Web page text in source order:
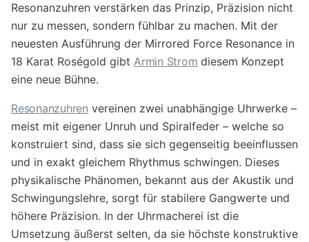
Resonanzuhren verstärken das Prinzip, Präzision nicht
nur zu messen, sondern fühlbar zu machen. Mit der
neuesten Ausführung der Mirrored Force Resonance in
18 Karat Roségold gibt Armin Strom diesem Konzept
eine neue Bühne.
Resonanzuhren vereinen zwei unabhängige Uhrwerke –
meist mit eigener Unruh und Spiralfeder – welche so
konstruiert sind, dass sie sich gegenseitig beeinflussen
und in exakt gleichem Rhythmus schwingen. Dieses
physikalische Phänomen, bekannt aus der Akustik und
Schwingungslehre, sorgt für stabilere Gangwerte und
höhere Präzision. In der Uhrmacherei ist die
Umsetzung äußerst selten, da sie höchste konstruktive